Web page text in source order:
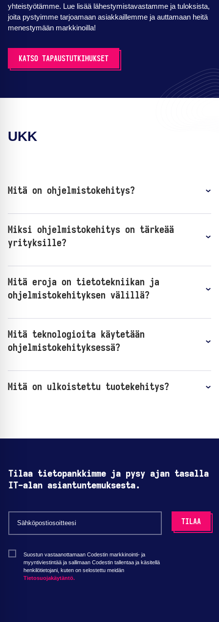
yhteistyötämme. Lue lisää lähestymistavastamme ja tuloksista,
joita pystyimme tarjoamaan asiakkaillemme ja auttamaan heitä
menestymään markkinoilla!
KATSO TAPAUSTUTKIMUKSET
UKK
Mitä on ohjelmistokehitys?
Miksi ohjelmistokehitys on tärkeää
yrityksille?
Mitä eroja on tietotekniikan ja
ohjelmistokehityksen välillä?
Mitä teknologioita käytetään
ohjelmistokehityksessä?
Mitä on ulkoistettu tuotekehitys?
Tilaa tietopankkimme ja pysy ajan tasalla
IT-alan asiantuntemuksesta.
Suostun vastaanottamaan Codestin markkinointi- ja
myyntiviestintää ja sallimaan Codestin tallentaa ja käsitellä
henkilötietojani, kuten on selostettu meidän
Tietosuojakäytäntö.